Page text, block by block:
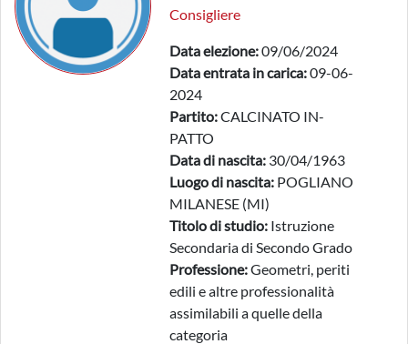
Consigliere
Data elezione:09/06/2024
Data entrata in carica:09-06-
2024
Partito:CALCINATO IN-
PATTO
Data di nascita: 30/04/1963
Luogo di nascita: POGLIANO
MILANESE (MI)
Titolo di studio: Istruzione
Secondaria di Secondo Grado
Professione:Geometri, periti
edili e altre professionalità
assimilabili a quelle della
categoria